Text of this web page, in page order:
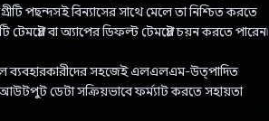
পছন্দসই বিন্যাসের সাথে মেলে তা নিশ্চিত করতে
টেমপ্লেট বা অ্যাপের ডিফল্ট টেমপ্লেট চয়ন করতে পারেন৷
ব্যবহারকারীদের সহজেই এলএলএম-উত্পাদিত
আউটপুট ডেটা সক্রিয়ভাবে ফর্ম্যাট করতে সহায়তা